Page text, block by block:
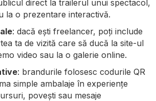
direct la trailerul unui spectacol,
la o prezentare interactivă.
: dacă ești freelancer, poți include
ta de vizită care să ducă la site-ul
video sau la o galerie online.
: brandurile folosesc codurile QR
simple ambalaje în experiențe
povești sau mesaje